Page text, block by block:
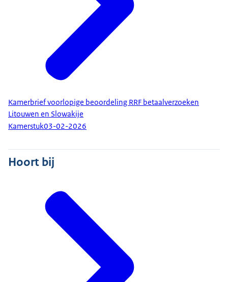
Kamerbrief voorlopige beoordeling RRF betaalverzoeken
Litouwen en Slowakije
Kamerstuk03-02-2026
Hoort bij